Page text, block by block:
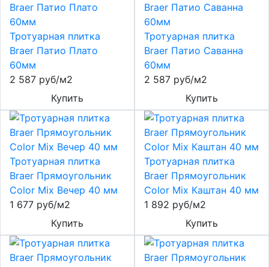
Тротуарная плитка
Braer Патио Плато
60мм
2 587 руб/м2
Купить
Тротуарная плитка
Braer Патио Саванна
60мм
2 587 руб/м2
Купить
Тротуарная плитка
Braer Прямоугольник
Color Mix Вечер 40 мм
1 677 руб/м2
Купить
Тротуарная плитка
Braer Прямоугольник
Color Mix Каштан 40 мм
1 892 руб/м2
Купить